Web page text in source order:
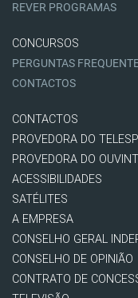
REVER PROGRAMAS
CONCURSOS
PERGUNTAS
CONTACTOS
CONTACTOS
PROVEDORA DO
PROVEDORA DO
ACESSIBILIDADES
SATÉLITES
A EMPRESA
CONSELHO GERAL
CONSELHO DE OPINIÃO
CONTRATO DE